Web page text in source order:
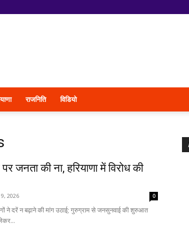
राजनिति विडियो
जनता की ना, हरियाणा में विरोध की
2026 0
ने दरें न बढ़ाने की मांग उठाई; गुरुग्राम से जनसुनवाई की शुरुआत